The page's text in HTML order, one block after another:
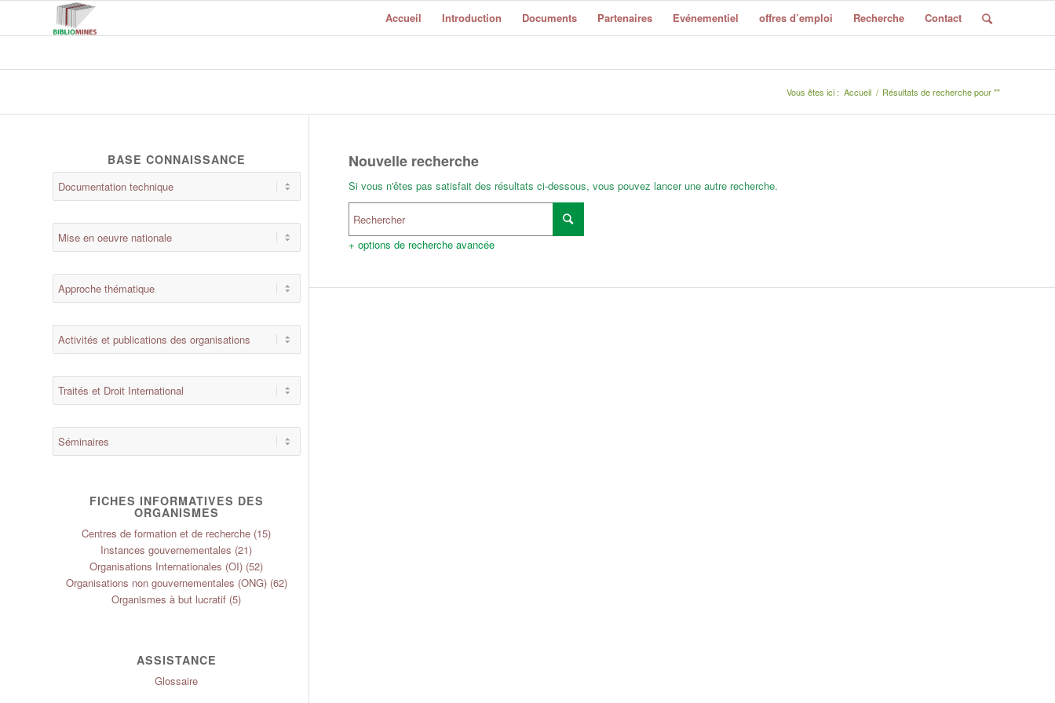
Accueil Introduction Documents Partenaires Evénementiel offres d’emploi Recherche Contact
Vous êtes ici : Accueil / Résultats de recherche pour ""
Nouvelle recherche
Si vous n'êtes pas satisfait des résultats ci-dessous, vous pouvez lancer une autre recherche.
+ options de recherche avancée
BASE CONNAISSANCE
FICHES INFORMATIVES DES
ORGANISMES
Centres de formation et de recherche (15)
Instances gouvernementales (21)
Organisations Internationales (OI) (52)
Organisations non gouvernementales (ONG)(62)
Organismes à but lucratif (5)
ASSISTANCE
Glossaire